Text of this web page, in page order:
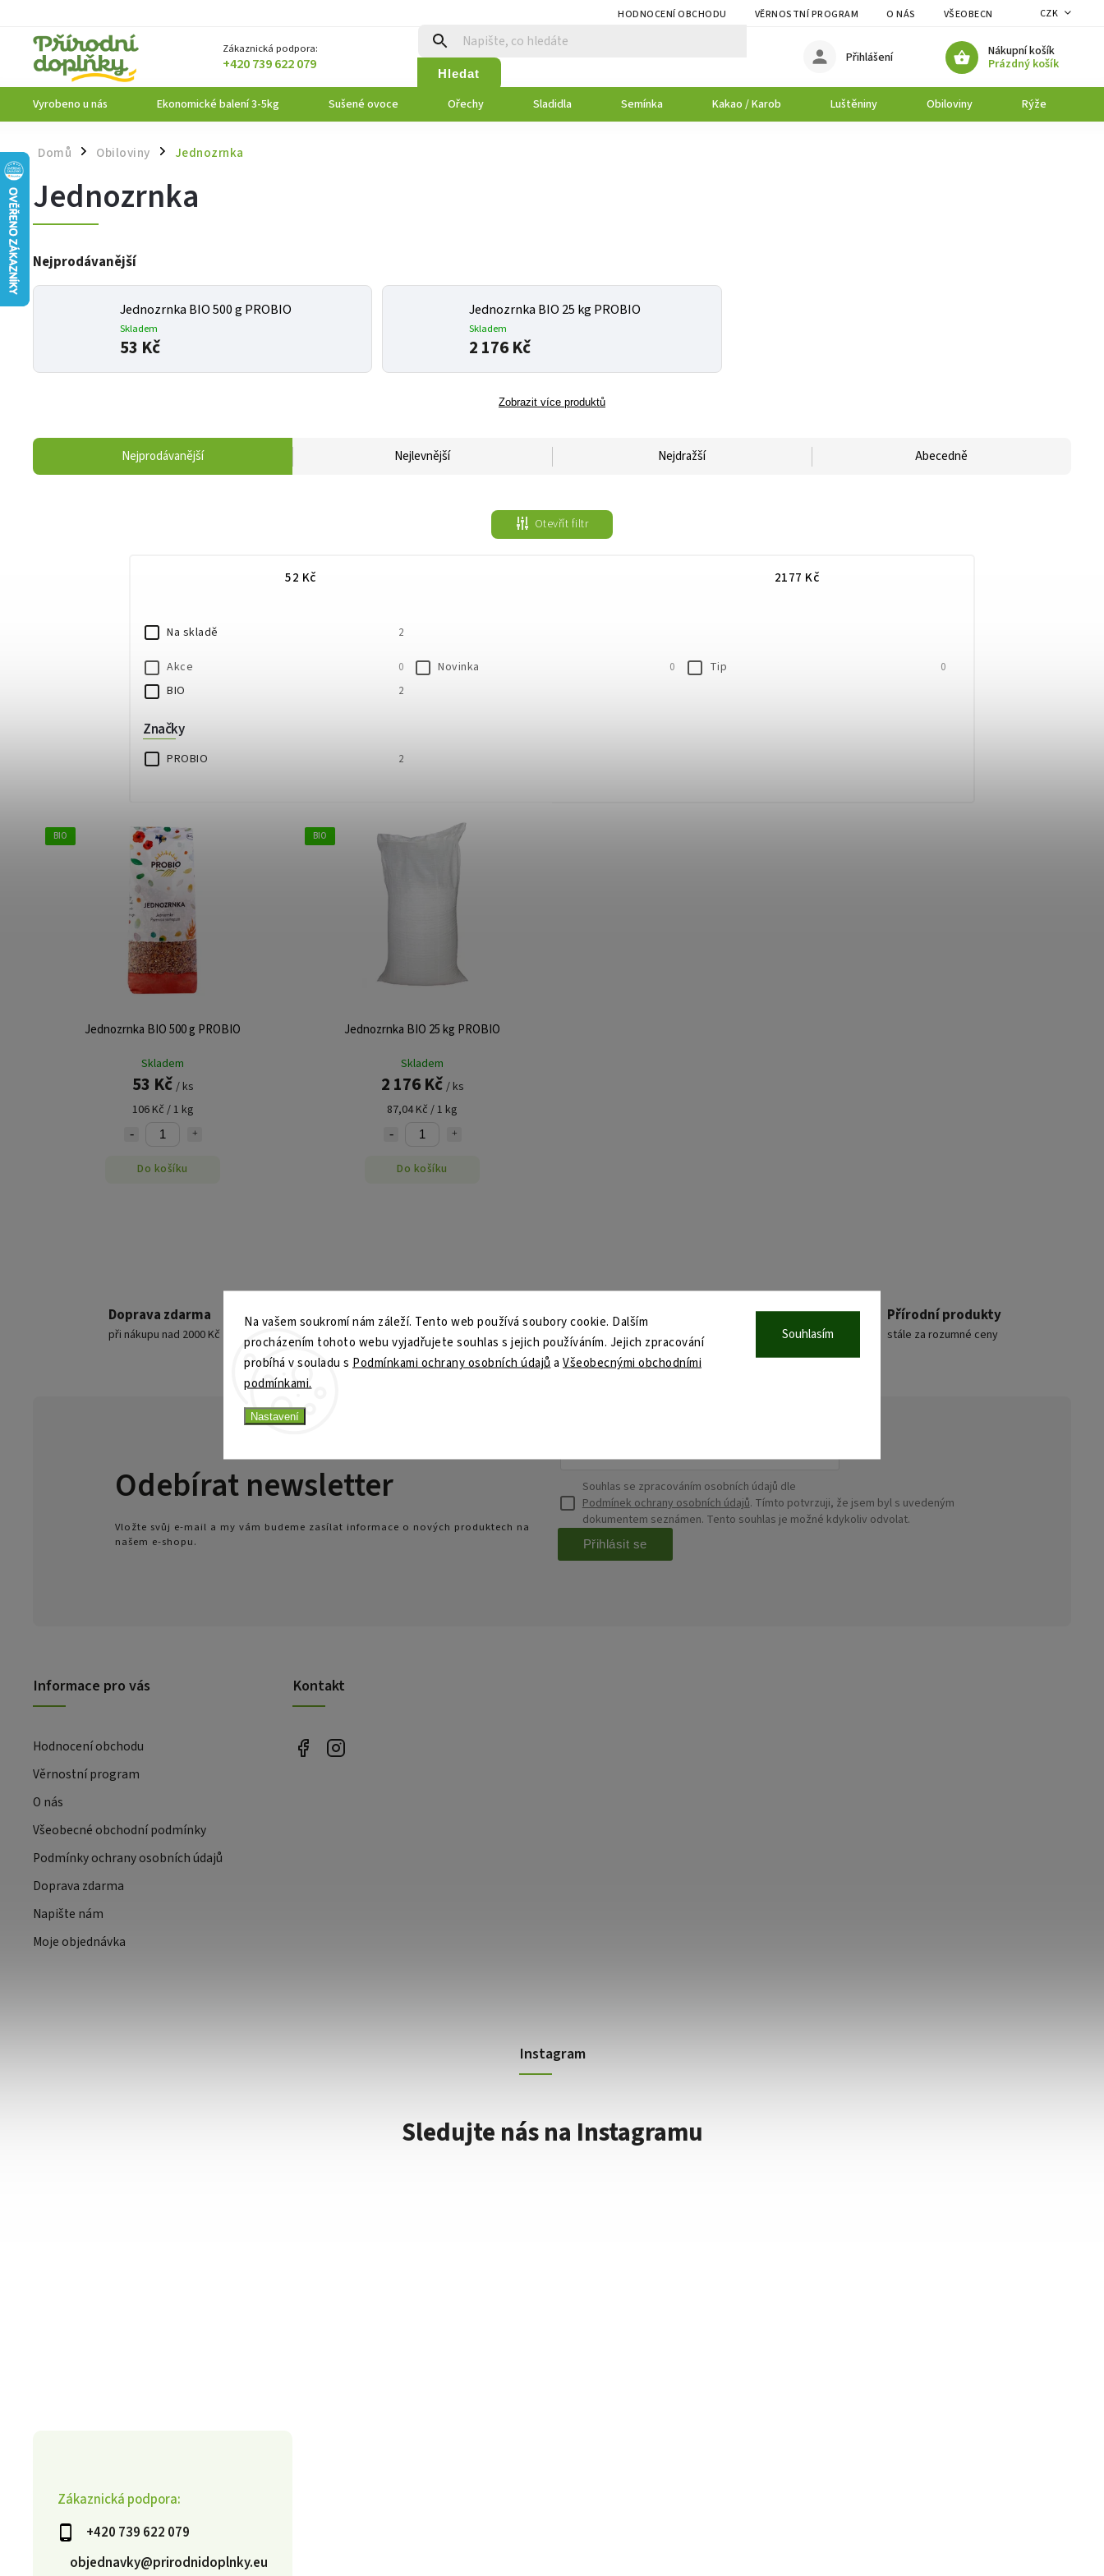
Na vašem soukromí nám záleží. Tento web používá soubory cookie. Dalším
procházením tohoto webu vyjadřujete souhlas s jejich používáním. Jejich zpracování
probíhá v souladu s Podmínkami ochrany osobních údajůa Všeobecnými obchodními
podmínkami.
Nastavení
Souhlasím
HODNOCENÍ OBCHODU VĚRNOSTNÍ PROGRAM O NÁS VŠEOBECNÉ OBCHODNÍ PODMÍNKY
CZK
Zákaznická podpora:
+420 739 622 079 Hledat
Nákupní košík
Prázdný košík
Přihlášení
Vyrobeno u nás Ekonomické balení 3-5kg Sušené ovoce Ořechy Sladidla Semínka Kakao / Karob Luštěniny Obiloviny Rýže
Domů / Obiloviny / Jednozrnka
Jednozrnka
Nejprodávanější
Jednozrnka BIO 500 g PROBIO
Skladem
53 Kč
Jednozrnka BIO 25 kg PROBIO
Skladem
2 176 Kč
Zobrazit více produktů
Nejprodávanější Nejlevnější Nejdražší Abecedně
Otevřít filtr
52 Kč 2177 Kč
Na skladě 2
Akce 0 Novinka 0 Tip 0
BIO 2
Značky
PROBIO 2
BIO
Jednozrnka BIO 500 g PROBIO
Skladem
53 Kč / ks
106 Kč / 1 kg
Do košíku
BIO
Jednozrnka BIO 25 kg PROBIO
Skladem
2 176 Kč / ks
87,04 Kč / 1 kg
Do košíku
Doprava zdarma
při nákupu nad 2000 Kč
Ověřený obchod
více než 1000 recenzí
Poradíme s výběrem
jsme tu pro vás Po - Pá
Přírodní produkty
stále za rozumné ceny
Zákaznická podpora:
+420 739 622 079
objednavky@prirodnidoplnky.eu
Odebírat newsletter
Vložte svůj e-mail a my vám budeme zasílat informace o nových produktech na
našem e-shopu.
Souhlas se zpracováním osobních údajů dle
Podmínek ochrany osobních údajů. Tímto potvrzuji, že jsem byl s uvedeným
dokumentem seznámen. Tento souhlas je možné kdykoliv odvolat.
Přihlásit se
Informace pro vás
Hodnocení obchodu
Věrnostní program
O nás
Všeobecné obchodní podmínky
Podmínky ochrany osobních údajů
Doprava zdarma
Napište nám
Moje objednávka
Kontakt
Instagram
Sledujte nás na Instagramu